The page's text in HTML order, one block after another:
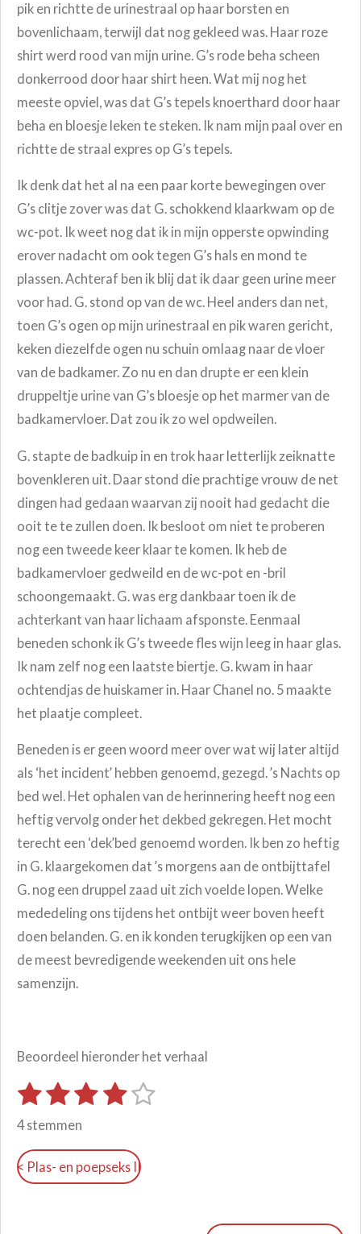
pik en richtte de urinestraal op haar borsten en
bovenlichaam, terwijl dat nog gekleed was. Haar roze
shirt werd rood van mijn urine. G’s rode beha scheen
donkerrood door haar shirt heen. Wat mij nog het
meeste opviel, was dat G’s tepels knoerthard door haar
beha en bloesje leken te steken. Ik nam mijn paal over en
richtte de straal expres op G’s tepels.
Ik denk dat het al na een paar korte bewegingen over
G’s clitje zover was dat G. schokkend klaarkwam op de
wc-pot. Ik weet nog dat ik in mijn opperste opwinding
erover nadacht om ook tegen G’s hals en mond te
plassen. Achteraf ben ik blij dat ik daar geen urine meer
voor had. G. stond op van de wc. Heel anders dan net,
toen G’s ogen op mijn urinestraal en pik waren gericht,
keken diezelfde ogen nu schuin omlaag naar de vloer
van de badkamer. Zo nu en dan drupte er een klein
druppeltje urine van G’s bloesje op het marmer van de
badkamervloer. Dat zou ik zo wel opdweilen.
G. stapte de badkuip in en trok haar letterlijk zeiknatte
bovenkleren uit. Daar stond die prachtige vrouw de net
dingen had gedaan waarvan zij nooit had gedacht die
ooit te te zullen doen. Ik besloot om niet te proberen
nog een tweede keer klaar te komen. Ik heb de
badkamervloer gedweild en de wc-pot en -bril
schoongemaakt. G. was erg dankbaar toen ik de
achterkant van haar lichaam afsponste. Eenmaal
beneden schonk ik G’s tweede fles wijn leeg in haar glas.
Ik nam zelf nog een laatste biertje. G. kwam in haar
ochtendjas de huiskamer in. Haar Chanel no. 5 maakte
het plaatje compleet.
Beneden is er geen woord meer over wat wij later altijd
als ‘het incident’ hebben genoemd, gezegd. ’s Nachts op
bed wel. Het ophalen van de herinnering heeft nog een
heftig vervolg onder het dekbed gekregen. Het mocht
terecht een ‘dek’bed genoemd worden. Ik ben zo heftig
in G. klaargekomen dat ’s morgens aan de ontbijttafel
G. nog een druppel zaad uit zich voelde lopen. Welke
mededeling ons tijdens het ontbijt weer boven heeft
doen belanden. G. en ik konden terugkijken op een van
de meest bevredigende weekenden uit ons hele
samenzijn.
Beoordeel hieronder het verhaal
R
i
n
1
s
t
e
2
s
t
e
3
s
t
e
4
t
e
5
t
e
S
4 stemmen
< Plas- en poepseks II